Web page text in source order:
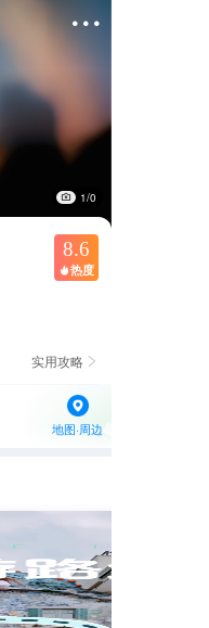

1/0
8.6
 热度
实用攻略 
地图·周边